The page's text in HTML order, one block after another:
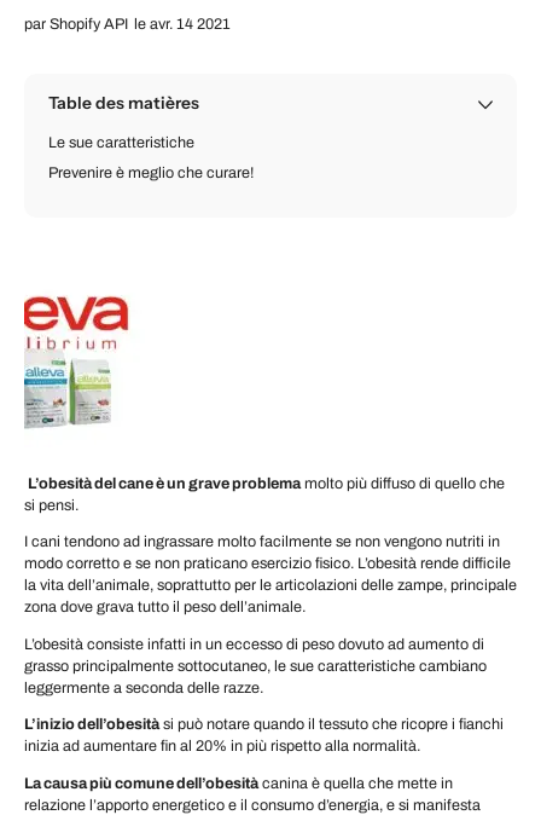
par Shopify API le avr. 14 2021
Table des matières
Le sue caratteristiche
Prevenire è meglio che curare!
L’obesità del cane è un grave problema molto più diffuso di quello che
si pensi.
I cani tendono ad ingrassare molto facilmente se non vengono nutriti in
modo corretto e se non praticano esercizio fisico. L’obesità rende difficile
la vita dell’animale, soprattutto per le articolazioni delle zampe, principale
zona dove grava tutto il peso dell’animale.
L’obesità consiste infatti in un eccesso di peso dovuto ad aumento di
grasso principalmente sottocutaneo, le sue caratteristiche cambiano
leggermente a seconda delle razze.
L’inizio dell’obesitàsi può notare quando il tessuto che ricopre i fianchi
inizia ad aumentare fin al 20% in più rispetto alla normalità.
La causa più comune dell’obesitàcanina è quella che mette in
relazione l’apporto energetico e il consumo d’energia, e si manifesta